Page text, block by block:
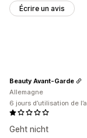
Écrire un avis
Geht nicht
Beauty Avant-Garde
Allemagne
6 jours d’utilisation de